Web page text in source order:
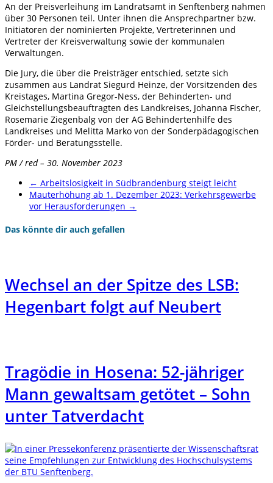
An der Preisverleihung im Landratsamt in Senftenberg nahmen
über 30 Personen teil. Unter ihnen die Ansprechpartner bzw.
Initiatoren der nominierten Projekte, Vertreterinnen und
Vertreter der Kreisverwaltung sowie der kommunalen
Verwaltungen.
Die Jury, die über die Preisträger entschied, setzte sich
zusammen aus Landrat Siegurd Heinze, der Vorsitzenden des
Kreistages, Martina Gregor-Ness, der Behinderten- und
Gleichstellungsbeauftragten des Landkreises, Johanna Fischer,
Rosemarie Ziegenbalg von der AG Behindertenhilfe des
Landkreises und Melitta Marko von der Sonderpädagogischen
Förder- und Beratungsstelle.
PM / red – 30. November 2023
← Arbeitslosigkeit in Südbrandenburg steigt leicht
Mauterhöhung ab 1. Dezember 2023: Verkehrsgewerbe
vor Herausforderungen →
Das könnte dir auch gefallen
Wechsel an der Spitze des LSB:
Hegenbart folgt auf Neubert
Tragödie in Hosena: 52-jähriger
Mann gewaltsam getötet – Sohn
unter Tatverdacht